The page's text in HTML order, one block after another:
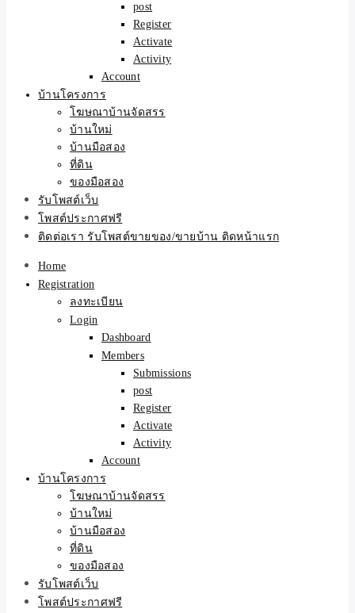
post
Register
Activate
Activity
Account
บ้านโครงการ
โฆษณาบ้านจัดสรร
บ้านใหม่
บ้านมือสอง
ที่ดิน
ของมือสอง
รับโพสต์เว็บ
โพสต์ประกาศฟรี
ติดต่อเรา รับโพสต์ขายของ/ขายบ้าน ติดหน้าแรก
Home
Registration
ลงทะเบียน
Login
Dashboard
Members
Submissions
post
Register
Activate
Activity
Account
บ้านโครงการ
โฆษณาบ้านจัดสรร
บ้านใหม่
บ้านมือสอง
ที่ดิน
ของมือสอง
รับโพสต์เว็บ
โพสต์ประกาศฟรี